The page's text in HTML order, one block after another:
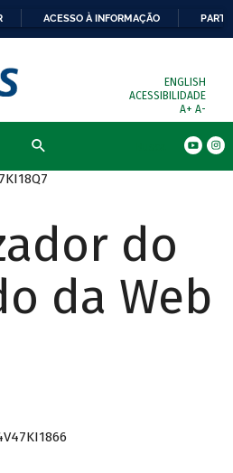
ACESSO À INFORMAÇÃO
ENGLISH
ACESSIBILIDADE
A+ A-
do
da Web